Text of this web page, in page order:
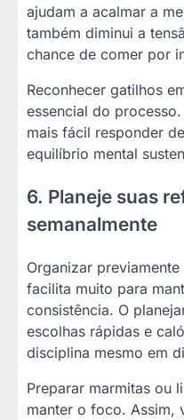
ajudam a acalmar a
também diminui a
chance de comer por
Reconhecer gatilhos
essencial do
mais fácil responder
equilíbrio mental
6. Planeje suas
semanalmente
Organizar
facilita muito para
consistência. O
escolhas rápidas e
disciplina mesmo em
Preparar marmitas ou
manter o foco. Assim,